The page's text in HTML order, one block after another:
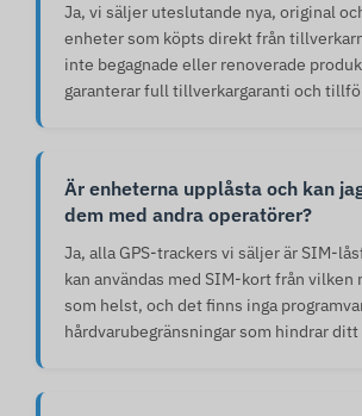
Ja, vi säljer uteslutande nya, original
enheter som köpts direkt från
inte begagnade eller renoverade
garanterar full tillverkargaranti och
Är enheterna upplåsta och kan
dem med andra operatörer?
Ja, alla GPS-trackers vi säljer är SIM-
kan användas med SIM-kort från
som helst, och det finns inga
hårdvarubegränsningar som hindrar ditt